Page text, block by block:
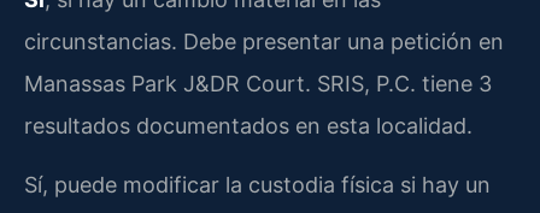
circunstancias. Debe presentar una petición en
Manassas Park J&DR Court. SRIS, P.C. tiene 3
resultados documentados en esta localidad.
Sí, puede modificar la custodia física si hay un